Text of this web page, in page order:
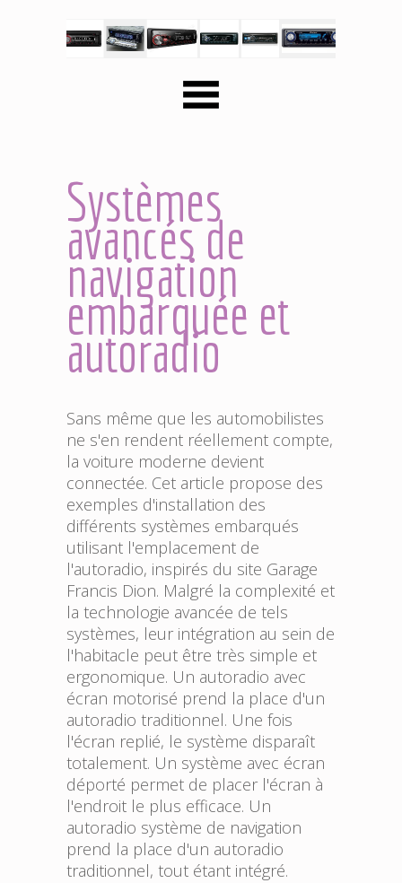
Systèmes
avancés de
navigation
embarquée et
autoradio
Sans même que les automobilistes
ne s'en rendent réellement compte,
la voiture moderne devient
connectée. Cet article propose des
exemples d'installation des
différents systèmes embarqués
utilisant l'emplacement de
l'autoradio, inspirés du site Garage
Francis Dion. Malgré la complexité et
la technologie avancée de tels
systèmes, leur intégration au sein de
l'habitacle peut être très simple et
ergonomique. Un autoradio avec
écran motorisé prend la place d'un
autoradio traditionnel. Une fois
l'écran replié, le système disparaît
totalement. Un système avec écran
déporté permet de placer l'écran à
l'endroit le plus efficace. Un
autoradio système de navigation
prend la place d'un autoradio
traditionnel, tout étant intégré.